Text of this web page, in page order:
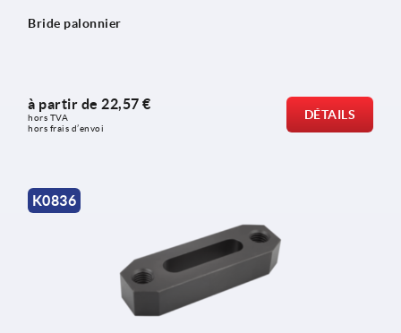
Bride palonnier
à partir de 22,57 €
hors TVA
hors frais d’envoi
DÉTAILS
K0836